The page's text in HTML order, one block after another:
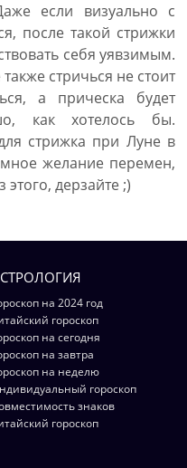
если визуально с
после такой стрижки
себя уявзимым.
стричься не стоит
а прическа будет
как хотелось бы.
стрижка при Луне в
желание перемен,
этого, дерзайте ;)
на 2024 год
гороскоп
на сегодня
на завтра
на неделю
гороскоп
знаков
гороскоп